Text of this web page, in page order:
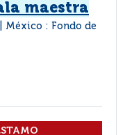
maestra
México : Fondo de